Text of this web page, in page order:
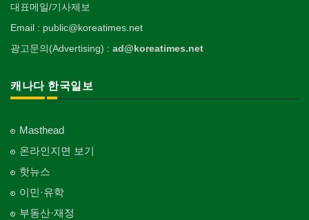
대표메일/기사제보
Email : public@koreatimes.net
광고문의(Advertising) : ad@koreatimes.net
캐나다 한국일보
Masthead
온라인지면 보기
핫뉴스
이민·유학
부동산·재정